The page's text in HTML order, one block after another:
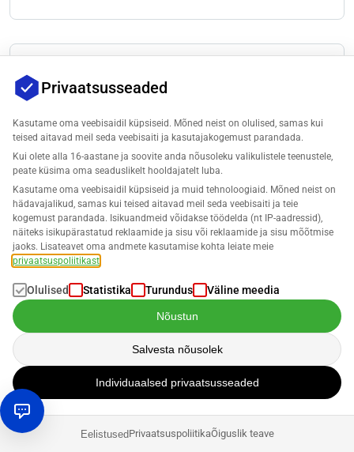
SELLERLOGIC Lost & Found Full-Service
Auditeerib iga FBA tehingu ja tuvastab hüvitise nõuded, mis
tulenevad FBA vigadest. Lost & Found haldab täielikku
tagasimakse protseduuri, sealhulgas tõrkeotsingut, nõude
esitamise ja suhtlemise Amazoniga. Sul on alati täielik ülevaade
kõigist tagasimaksetest oma Lost & Found Full-Service
armatuurlaud.
ROHKEM TEAVE LOST & FOUND KOHTA
Privaatsusseaded
Kasutame oma veebisaidil küpsiseid. Mõned neist on olulised, samas kui
teised aitavad meil seda veebisaiti ja kasutajakogemust parandada.
Kui olete alla 16-aastane ja soovite anda nõusoleku valikulistele teenustele,
peate küsima oma seaduslikelt hooldajatelt luba.
Kasutame oma veebisaidil küpsiseid ja muid tehnoloogiaid. Mõned neist on
hädavajalikud, samas kui teised aitavad meil seda veebisaiti ja teie
kogemust parandada. Isikuandmeid võidakse töödelda (nt IP-aadressid),
näiteks isikupärastatud reklaamide ja sisu või reklaamide ja sisu mõõtmise
jaoks. Lisateavet oma andmete kasutamise kohta leiate meie
privaatsuspoliitikast
Olulised Statistika Turundus Väline meedia
Nõustun
Salvesta nõusolek
Individuaalsed privaatsusseaded
EelistusedPrivaatsuspoliitikaÕiguslik teave